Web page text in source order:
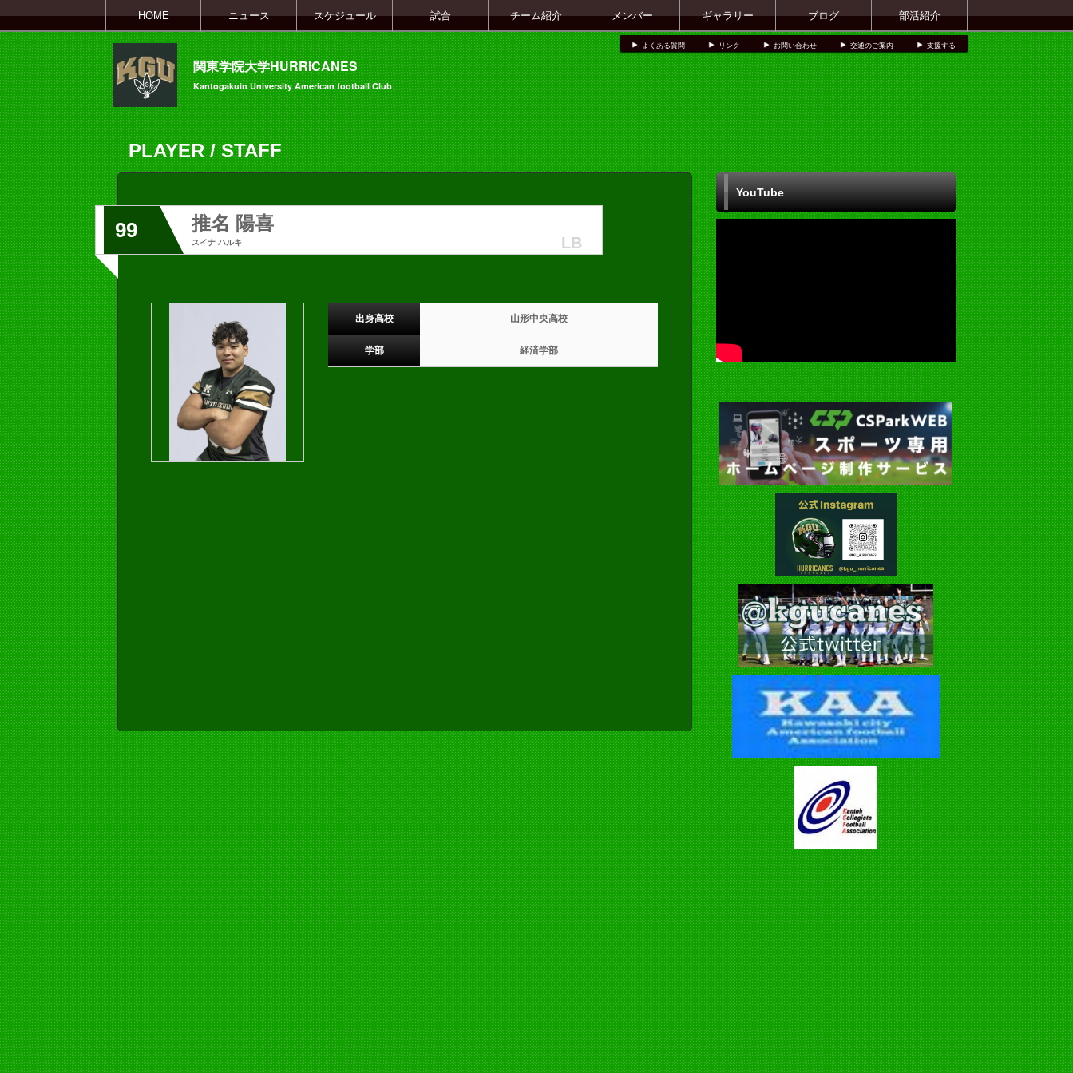
HOME ニュース スケジュール 試合 チーム紹介 メンバー ギャラリー ブログ 部活紹介
よくある質問 リンク お問い合わせ 交通のご案内 支援する
関東学院大学HURRICANES
Kantogakuin University American football Club
PLAYER / STAFF
99 推名 陽喜
スイナ ハルキ LB
出身高校 山形中央高校
学部 経済学部
YouTube